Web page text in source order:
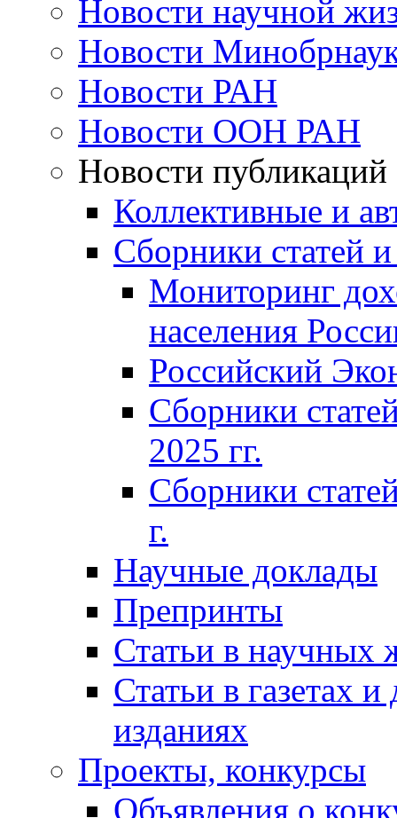
Новости научной
Новости
Новости РАН
Новости ООН РАН
Новости публикаций
Коллективные и
Сборники статей
Мониторинг
населения
Российский
Сборники
2025 гг.
Сборники
г.
Научные доклады
Препринты
Статьи в научных
Статьи в газетах
изданиях
Проекты, конкурсы
Объявления о